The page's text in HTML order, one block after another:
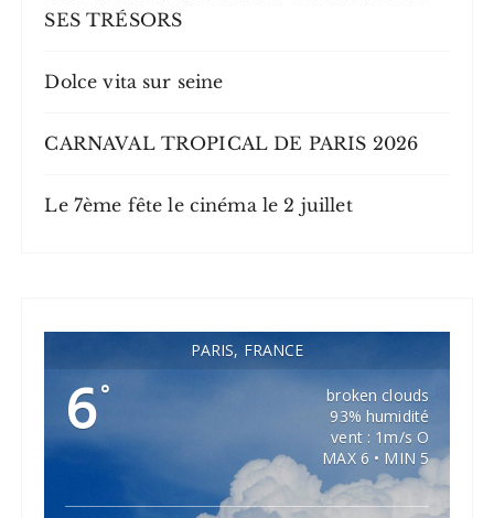
SES TRÉSORS
Dolce vita sur seine
CARNAVAL TROPICAL DE PARIS 2026
Le 7ème fête le cinéma le 2 juillet
PARIS, FRANCE
6°
broken clouds
93% humidité
vent : 1m/s O
MAX 6 • MIN 5